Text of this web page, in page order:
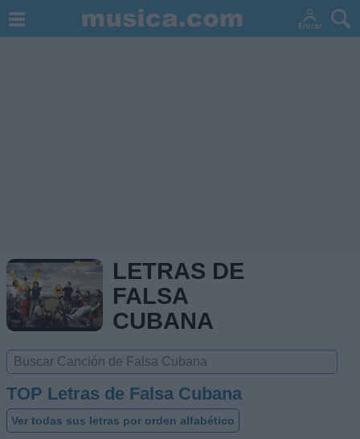
LETRAS DE
FALSA
CUBANA
TOP Letras de Falsa Cubana
Ver todas sus letras por orden alfabético